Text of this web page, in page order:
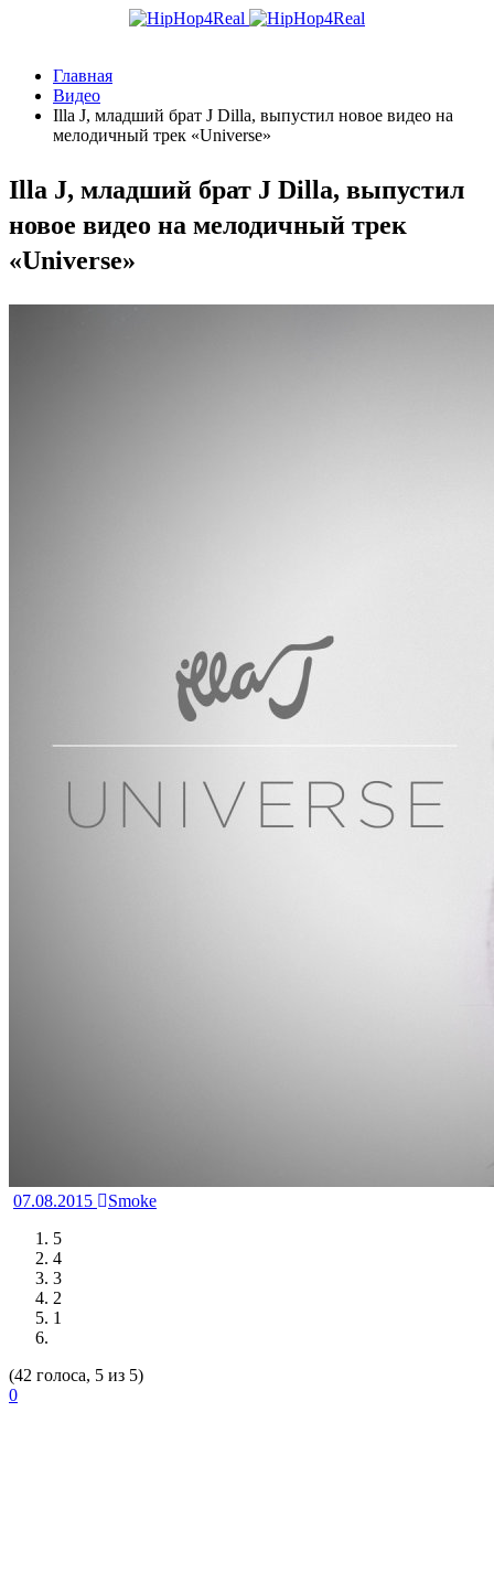
Главная
Видео
Illa J, младший брат J Dilla, выпустил новое видео на
мелодичный трек «Universe»
Illa J, младший брат J Dilla, выпустил
новое видео на мелодичный трек
«Universe»
07.08.2015
Smoke
5
4
3
2
1
(42 голоса, 5 из 5)
0